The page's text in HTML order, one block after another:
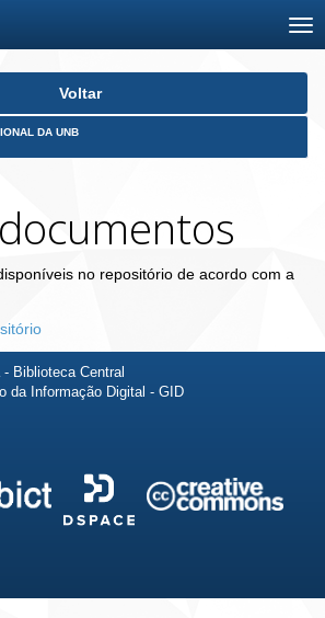
Voltar
DA UNB
no repositório de acordo com a
Biblioteca Central
da Informação Digital - GID